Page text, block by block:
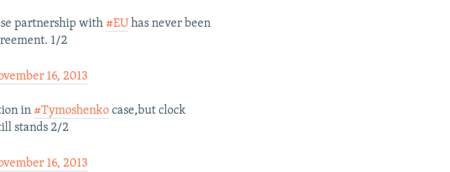
partnership with #EU has never been
1/2
16, 2013
in #Tymoshenko case,but clock
stands 2/2
16, 2013